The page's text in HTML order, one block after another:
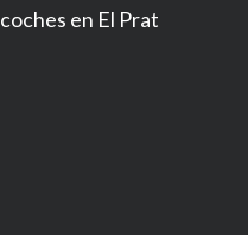
coches en El Prat